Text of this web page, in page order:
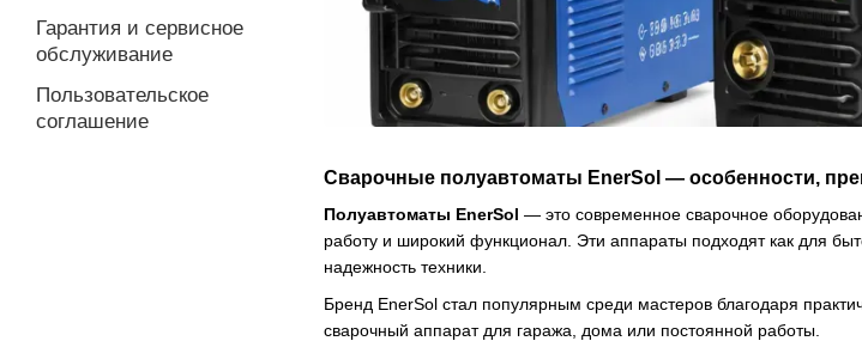
Сварочные полуавтоматы EnerSol — особенности,
Полуавтоматы EnerSol — это современное сварочное
работу и широкий функционал. Эти аппараты подходят как для
надежность техники.
Бренд EnerSol стал популярным среди мастеров благодаря
сварочный аппарат для гаража, дома или постоянной работы.
Гарантия и сервисное
обслуживание
Пользовательское
соглашение